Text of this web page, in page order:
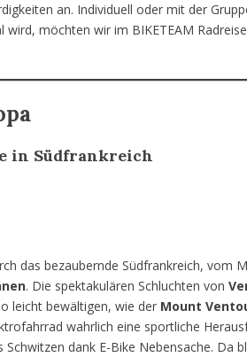
an. Individuell oder mit der
möchten wir im BIKETEAM
in Südfrankreich
das bezaubernde Südfrankreich, vom
. Die spektakulären Schluchten von
leicht bewältigen, wie der Mount
wahrlich eine sportliche
dank E-Bike Nebensache. Da